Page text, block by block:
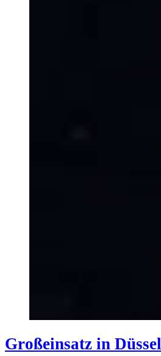
Großeinsatz in